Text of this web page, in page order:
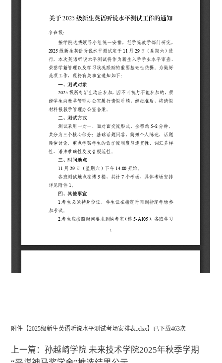
附件【2025级新生英语听说水平测试考场安排表.xlsx】已下载463次
上一篇：孙越崎学院 未来技术学院2025年秋季学期